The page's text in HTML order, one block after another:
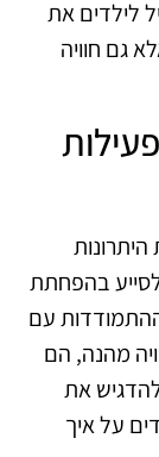
לילדים את
גם חוויה
לסייע בהפחתת
עם
מהנה, הם
להדגיש את
על איך